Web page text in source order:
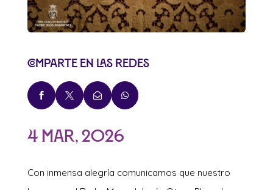
Comparte en las redes
   
4 Mar, 2026
Con inmensa alegría comunicamos que nuestro